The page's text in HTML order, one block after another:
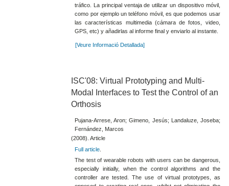
tráfico. La principal ventaja de utilizar un dispositivo móvil,
como por ejemplo un teléfono móvil, es que podemos usar
las características multimedia (cámara de fotos, video,
GPS, etc) y añadirlas al informe final y enviarlo al instante.
[Veure Informació Detallada]
ISC'08: Virtual Prototyping and Multi-
Modal Interfaces to Test the Control of an
Orthosis
Pujana-Arrese, Aron; Gimeno, Jesús; Landaluze, Joseba;
Fernández, Marcos
(2008). Article
Full article.
The test of wearable robots with users can be dangerous,
especially initially, when the control algorithms and the
controller are tested. The use of virtual prototypes, as